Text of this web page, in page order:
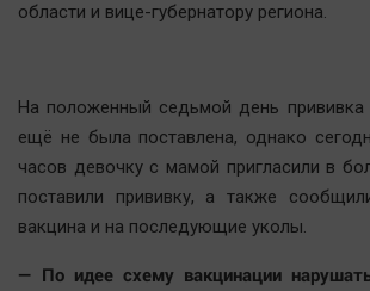
Вирус чтения
Вкусное
Гороскоп
Дети
Интервью
области и вице-губернатору региона.
На положенный седьмой день
ещё не была поставлена, однако
часов девочку с мамой пригласили в
поставили прививку, а также
вакцина и на последующие уколы.
— По идее схему вакцинации